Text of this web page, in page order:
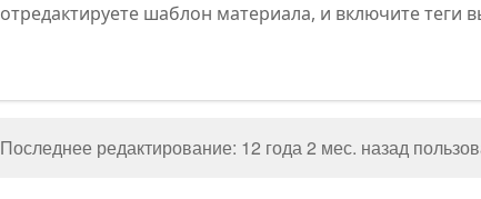
отредактируете шаблон материала, и включите теги
Последнее редактирование: 12 года 2 мес. назад